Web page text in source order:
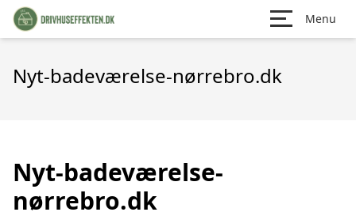
Menu
Nyt-badeværelse-nørrebro.dk
Nyt-badeværelse-
nørrebro.dk